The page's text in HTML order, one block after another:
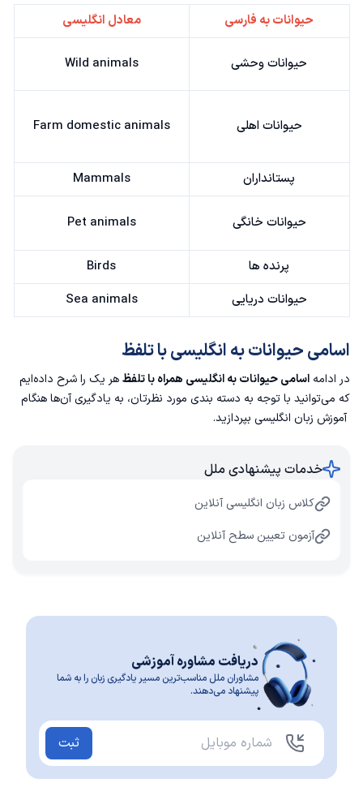
حیوانات به فارسی معادل انگلیسی
حیوانات وحشی Wild animals
حیوانات اهلی Farm domestic animals
پستانداران Mammals
حیوانات خانگی Pet animals
پرنده ها
Birds
حیوانات دریایی
Sea animals
اسامی حیوانات به انگلیسی با تلفظ
در ادامه اسامی حیوانات به انگلیسی همراه با تلفظهر یک را شرح داده‌ایم
که می‌توانید با توجه به دسته بندی مورد نظرتان، به یادگیری آن‌ها هنگام
آموزش زبان انگلیسی بپردازید.
خدمات پیشنهادی ملل
کلاس زبان انگلیسی آنلاین
آزمون تعیین سطح آنلاین
دریافت مشاوره آموزشی
مشاوران ملل مناسب‌ترین مسیر یادگیری زبان را به شما
پیشنهاد می‌دهند.
ثبت